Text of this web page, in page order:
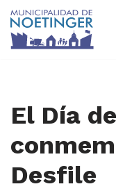
Saltar
El Día
Desfile